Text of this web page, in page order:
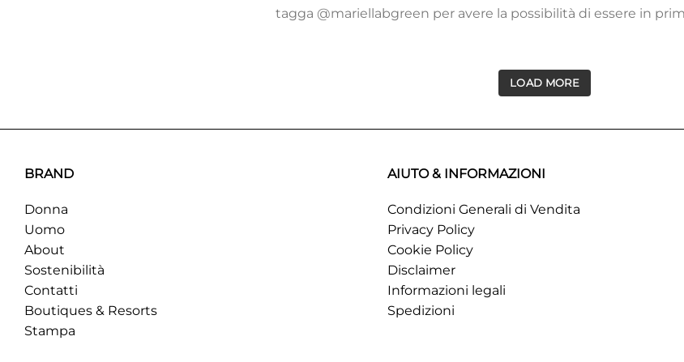
tagga @mariellabgreen per avere la possibilità di essere in
LOAD MORE
BRAND
Donna
Uomo
About
Sostenibilità
Contatti
Boutiques & Resorts
Stampa
AIUTO & INFORMAZIONI
Condizioni Generali di Vendita
Privacy Policy
Cookie Policy
Disclaimer
Informazioni legali
Spedizioni